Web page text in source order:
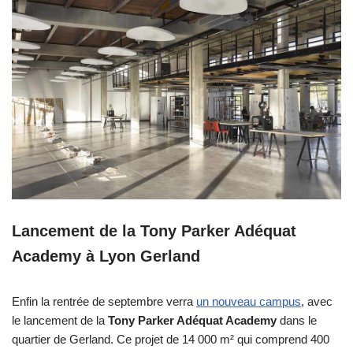
Lancement de la Tony Parker Adéquat
Academy à Lyon Gerland
Enfin la rentrée de septembre verra un nouveau campus, avec
le lancement de la Tony Parker Adéquat Academy dans le
quartier de Gerland. Ce projet de 14 000 m² qui comprend 400